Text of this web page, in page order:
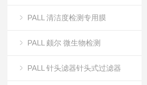
PALL 清洁度检测专用膜
PALL 颇尔 微生物检测
PALL 针头滤器针头式过滤器